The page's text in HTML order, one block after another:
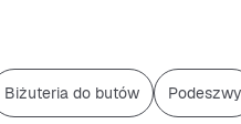
Biżuteria do butów Podeszwy